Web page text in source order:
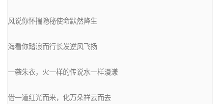
风说你怀揣隐秘使命默然降生
海看你踏浪而行长发逆风飞扬
一袭朱衣，火一样的传说水一样漫漾
借一道红光而来，化万朵祥云而去